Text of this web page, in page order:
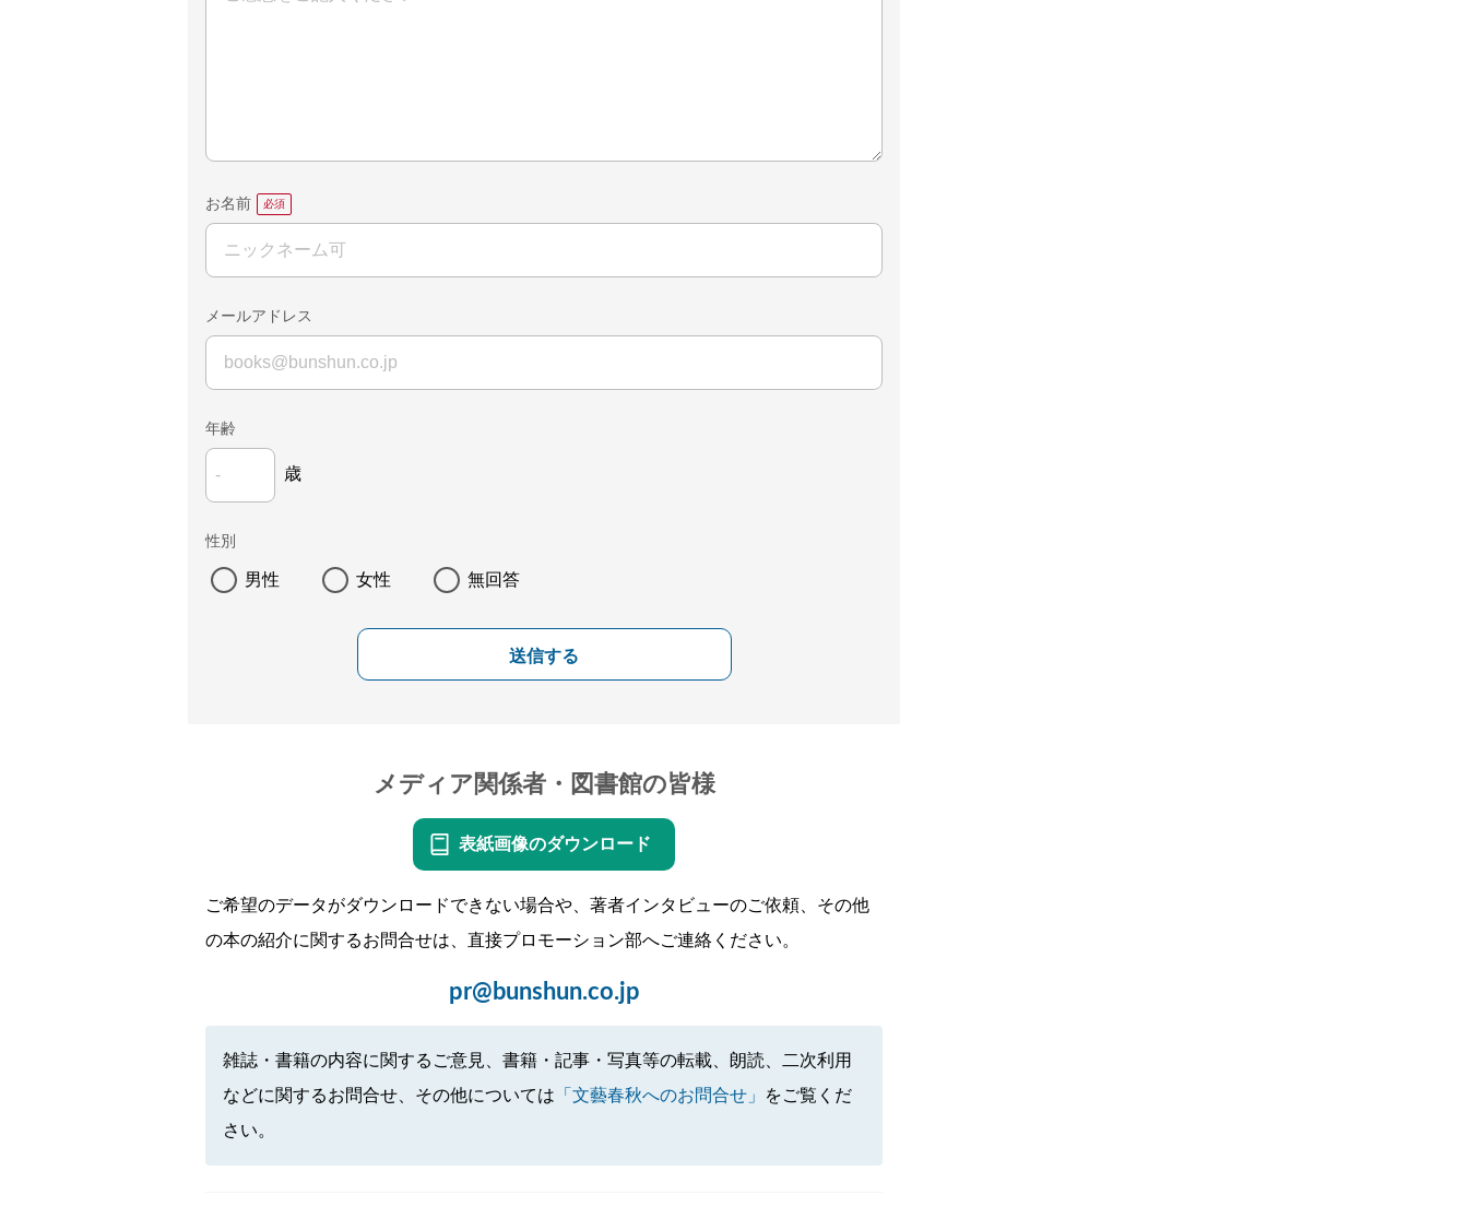
お名前
メールアドレス
年齢
歳
性別
男性 女性 無回答
送信する
メディア関係者・図書館の皆様
表紙画像のダウンロード
ご希望のデータがダウンロードできない場合や、著者インタビューのご依頼、その他
の本の紹介に関するお問合せは、直接プロモーション部へご連絡ください。
pr@bunshun.co.jp
雑誌・書籍の内容に関するご意見、書籍・記事・写真等の転載、朗読、二次利用
などに関するお問合せ、その他については 「文藝春秋へのお問合せ」
をご覧くだ
さい。